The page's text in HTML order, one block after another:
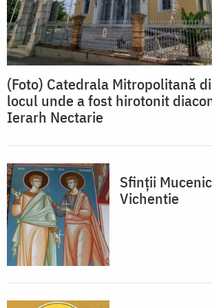
(Foto) Catedrala Mitropolitană
locul unde a fost hirotonit
Ierarh Nectarie
Sfinții
Vichentie